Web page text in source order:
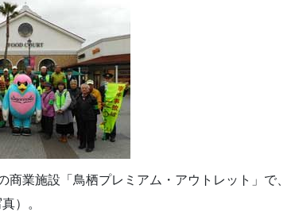
業施設「鳥栖プレミアム・アウトレット」で、
）。